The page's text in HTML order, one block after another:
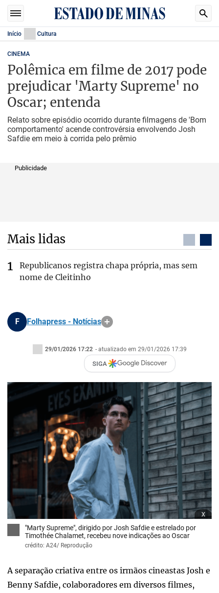
Início Cultura
CINEMA
Polêmica em filme de 2017 pode
prejudicar 'Marty Supreme' no
Oscar; entenda
Relato sobre episódio ocorrido durante filmagens de 'Bom
comportamento' acende controvérsia envolvendo Josh
Safdie em meio à corrida pelo prêmio
Publicidade
Mais lidas
Republicanos registra chapa própria, mas sem
nome de Cleitinho
F Folhapress - Notícias
29/01/2026 17:22 - atualizado em 29/01/2026 17:39
SIGA
x
"Marty Supreme", dirigido por Josh Safdie e estrelado por
Timothée Chalamet, recebeu nove indicações ao Oscar
crédito: A24/ Reprodução
A separação criativa entre os irmãos cineastas Josh e
Benny Safdie, colaboradores em diversos filmes,